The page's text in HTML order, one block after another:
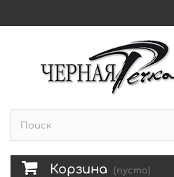
Корзина (пусто)